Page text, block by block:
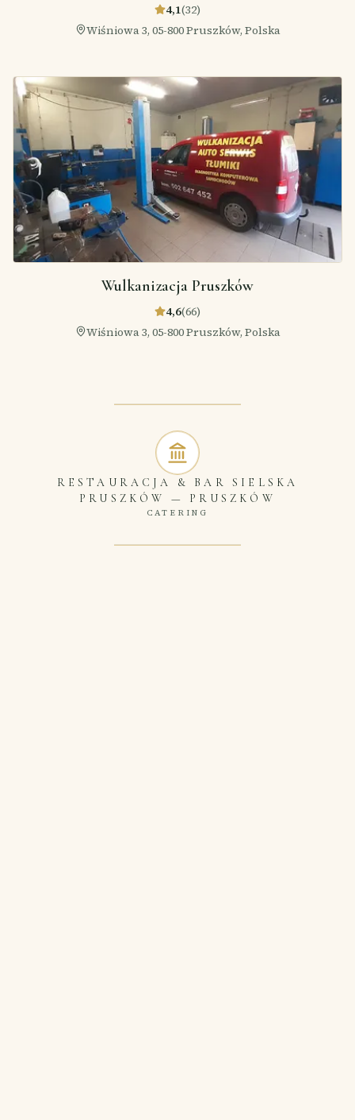
4,1(32)
Wiśniowa 3, 05-800 Pruszków, Polska
Wulkanizacja Pruszków
4,6(66)
Wiśniowa 3, 05-800 Pruszków, Polska
RESTAURACJA & BAR SIELSKA
PRUSZKÓW
— PRUSZKÓW
CATERING